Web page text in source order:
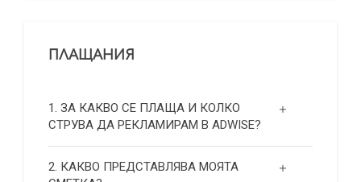
ПЛАЩАНИЯ
1. ЗА КАКВО СЕ ПЛАЩА И КОЛКО
СТРУВА ДА РЕКЛАМИРАМ В ADWISE?
2. КАКВО ПРЕДСТАВЛЯВА МОЯТА